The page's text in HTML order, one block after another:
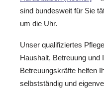
sind bundesweit für Sie
um die Uhr.
Unser qualifiziertes
Haushalt, Betreuung und
Betreuungskräfte helfen
selbstständig und